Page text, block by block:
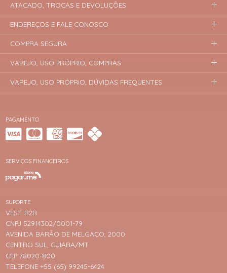
PAGAMENTO
SERVIÇOS FINANCEIROS
SUPORTE
VEST B2B
CNPJ 52914302/0001-79
AVENIDA BARÃO DE MELGAÇO, 2000
CENTRO SUL, CUIABA/MT
CEP 78020-800
TELEFONE +55 (65) 99245-6424
ATACADO, TROCAS E DEVOLUÇÕES
ENDEREÇOS E FALE CONOSCO
COMPRA SEGURA
VAREJO, USO PRÓPRIO, COMPRAS
VAREJO, USO PRÓPRIO, DÚVIDAS FREQUENTES